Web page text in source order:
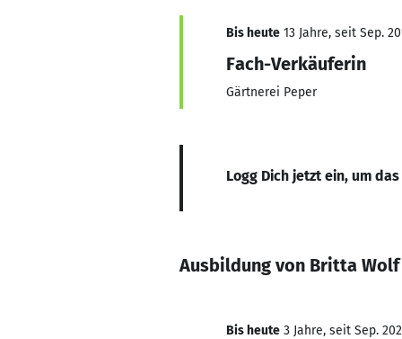
Bis heute 13 Jahre, seit Sep.
Fach-Verkäuferin
Gärtnerei Peper
Logg Dich jetzt ein, um
Ausbildung von Britta Wolf
Bis heute 3 Jahre, seit Sep.